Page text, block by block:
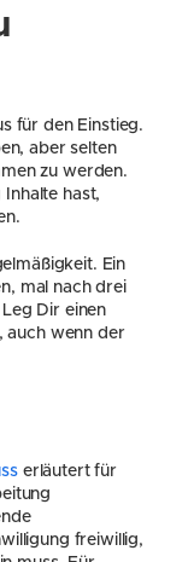
für den Einstieg.
aber selten
zu werden.
hast,
Ein
mal nach drei
Dir einen
auch wenn der
erläutert für
freiwillig,